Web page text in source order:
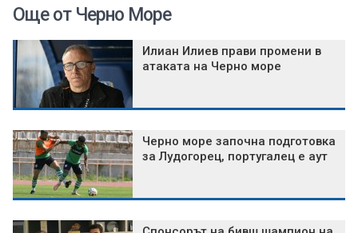
Още от Черно Море
Илиан Илиев прави промени в
атаката на Черно море
Черно море започна подготовка
за Лудогорец, португалец е аут